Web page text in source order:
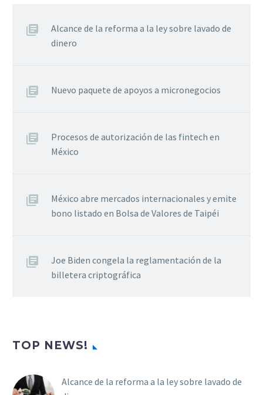
Alcance de la reforma a la ley sobre lavado de
dinero
Nuevo paquete de apoyos a micronegocios
Procesos de autorización de las fintech en
México
México abre mercados internacionales y emite
bono listado en Bolsa de Valores de Taipéi
Joe Biden congela la reglamentación de la
billetera criptográfica
TOP NEWS!
Alcance de la reforma a la ley sobre lavado de